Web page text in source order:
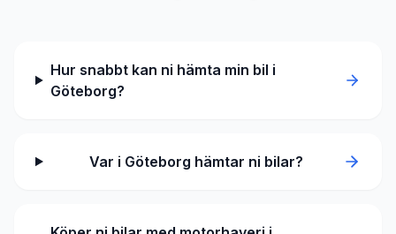
Hur snabbt kan ni hämta min bil i
Göteborg?
Var i Göteborg hämtar ni bilar?